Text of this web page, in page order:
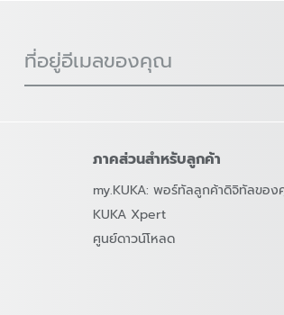
ที่อยู่อีเมลของคุณ
ภาคส่วนสำหรับลูกค้า
my.KUKA: พอร์ทัลลูกค้าดิจิทัลขอ
KUKA Xpert
ศูนย์ดาวน์โหลด